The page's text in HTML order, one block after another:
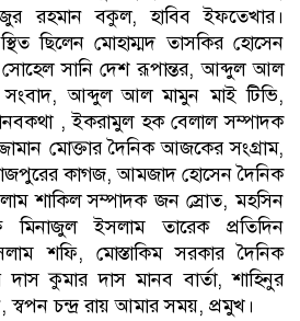
রহমান বকুল, হাবিব ইফতেখার।
ছিলেন মোহাম্মদ তাসকির হোসেন
সোহেল সানি দেশ রূপান্তর, আব্দুল আল
সংবাদ, আব্দুল আল মামুন মাই টিভি,
, ইকরামুল হক বেলাল সম্পাদক
মোক্তার দৈনিক আজকের সংগ্রাম,
কাগজ, আমজাদ হোসেন দৈনিক
শাকিল সম্পাদক জন স্রোত, মহসিন
মিনাজুল ইসলাম তারেক প্রতিদিন
শফি, মোস্তাকিম সরকার দৈনিক
কুমার দাস মানব বার্তা, শাহিনুর
চন্দ্র রায় আমার সময়, প্রমুখ।